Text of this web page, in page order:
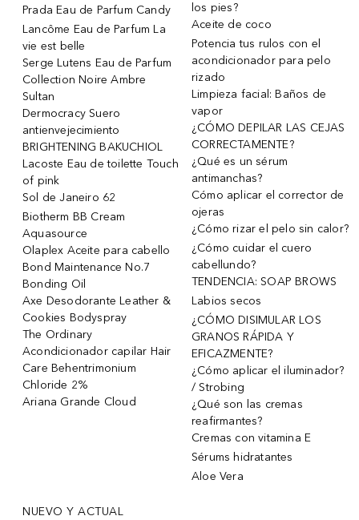
Prada Eau de Parfum Candy
Lancôme Eau de Parfum La
vie est belle
Serge Lutens Eau de Parfum
Collection Noire Ambre
Sultan
Dermocracy Suero
antienvejecimiento
BRIGHTENING BAKUCHIOL
Lacoste Eau de toilette Touch
of pink
Sol de Janeiro 62
Biotherm BB Cream
Aquasource
Olaplex Aceite para cabello
Bond Maintenance No.7
Bonding Oil
Axe Desodorante Leather &
Cookies Bodyspray
The Ordinary
Acondicionador capilar Hair
Care Behentrimonium
Chloride 2%
Ariana Grande Cloud
los pies?
Aceite de coco
Potencia tus rulos con el
acondicionador para pelo
rizado
Limpieza facial: Baños de
vapor
¿CÓMO DEPILAR LAS CEJAS
CORRECTAMENTE?
¿Qué es un sérum
antimanchas?
Cómo aplicar el corrector de
ojeras
¿Cómo rizar el pelo sin calor?
¿Cómo cuidar el cuero
cabellundo?
TENDENCIA: SOAP BROWS
Labios secos
¿CÓMO DISIMULAR LOS
GRANOS RÁPIDA Y
EFICAZMENTE?
¿Cómo aplicar el iluminador?
/ Strobing
¿Qué son las cremas
reafirmantes?
Cremas con vitamina E
Sérums hidratantes
Aloe Vera
NUEVO Y ACTUAL